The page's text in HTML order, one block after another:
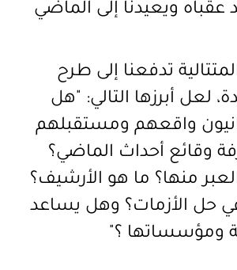
عقباه ويعيدنا إلى الماضي
تدفعنا إلى طرح
لعل أبرزها التالي: "هل
واقعهم ومستقبلهم
وقائع أحداث الماضي؟
منها؟ ما هو الأرشيف؟
حل الأزمات؟ وهل يساعد
ومؤسساتها ؟